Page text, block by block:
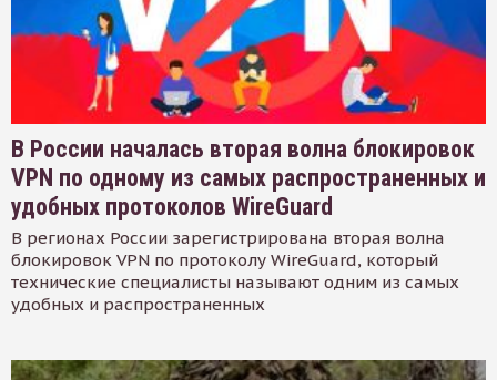
В России началась вторая волна блокировок
VPN по одному из самых распространенных и
удобных протоколов WireGuard
В регионах России зарегистрирована вторая волна
блокировок VPN по протоколу WireGuard, который
технические специалисты называют одним из самых
удобных и распространенных